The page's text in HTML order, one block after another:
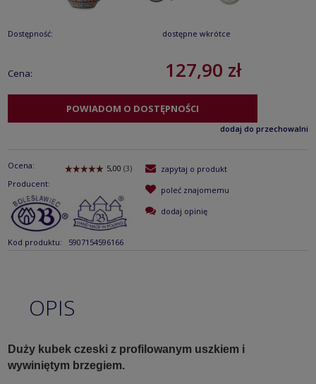
Dostępność: dostępne wkrótce
Cena: 127,90 zł
POWIADOM O DOSTĘPNOŚCI
dodaj do przechowalni
Ocena:
Producent:
Kod produktu: 5907154596166
zapytaj o produkt
poleć znajomemu
dodaj opinię
OPIS
Duży kubek czeski z profilowanym uszkiem i
wywiniętym brzegiem.